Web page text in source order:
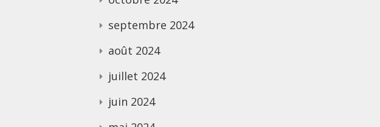
septembre 2024
août 2024
juillet 2024
juin 2024